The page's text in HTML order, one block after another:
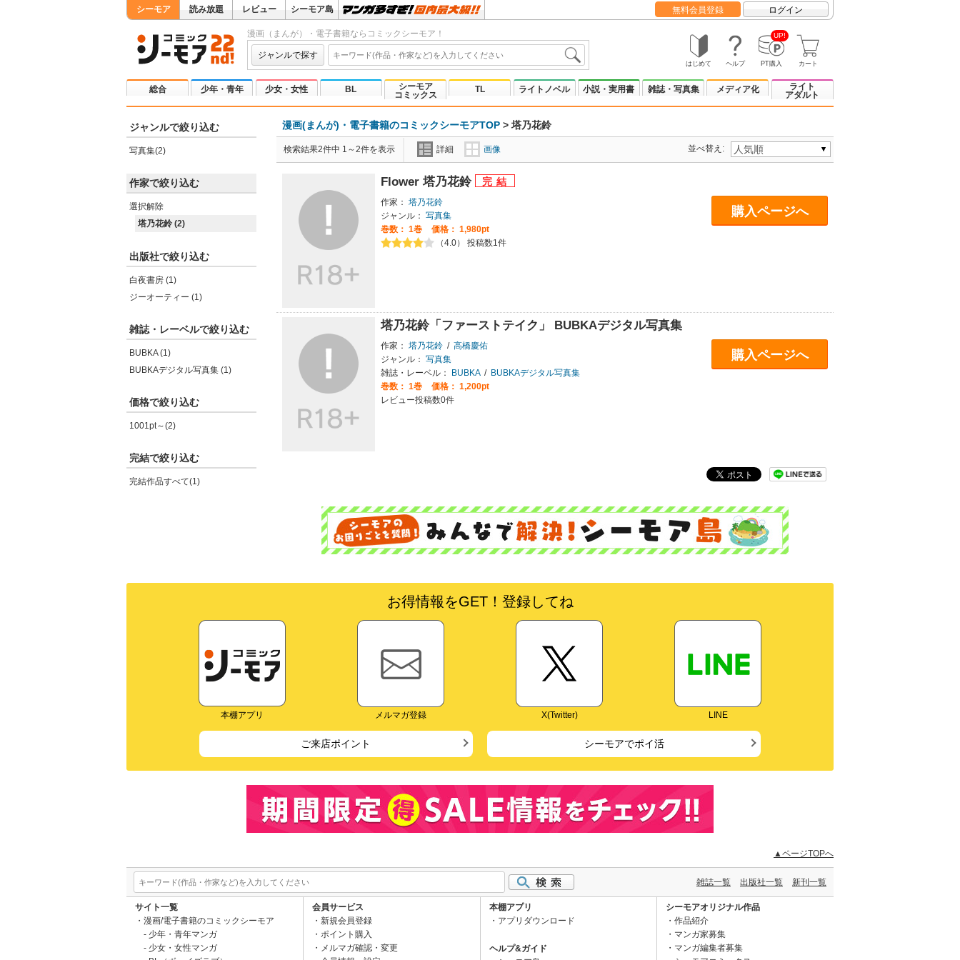
シーモア 読み放題 レビュー シーモア島 無料会員登録 ログイン
漫画（まんが）・電子書籍ならコミックシーモア！
ジャンルで探す
はじめて ヘルプ
UP!
PT購入 カート
総合 少年・青年 少女・女性 BL
シーモア
コミックス
TL ライトノベル 小説・実用書 雑誌・写真集 メディア化
ライト
アダルト
ジャンルで絞り込む
写真集(2)
作家で絞り込む
選択解除
塔乃花鈴 (2)
出版社で絞り込む
白夜書房 (1)
ジーオーティー (1)
雑誌・レーベルで絞り込む
BUBKA (1)
BUBKAデジタル写真集 (1)
価格で絞り込む
1001pt～(2)
完結で絞り込む
完結作品すべて(1)
漫画(まんが)・電子書籍のコミックシーモアTOP > 塔乃花鈴
検索結果2件中 1～2件を表示 詳細 画像 並べ替え:
Flower 塔乃花鈴
作家： 塔乃花鈴
ジャンル： 写真集
巻数： 1巻
価格： 1,980pt
（4.0） 投稿数1件
購入ページへ
塔乃花鈴「ファーストテイク」 BUBKAデジタル写真集
作家： 塔乃花鈴 / 高橋慶佑
ジャンル： 写真集
雑誌・レーベル：
BUBKA / BUBKAデジタル写真集
巻数： 1巻
価格： 1,200pt
レビュー投稿数0件
購入ページへ
お得情報をGET！登録してね
本棚アプリ メルマガ登録 X(Twitter) LINE
ご来店ポイント シーモアでポイ活
▲ページTOPへ
雑誌一覧 出版社一覧 新刊一覧
サイト一覧
漫画/電子書籍のコミックシーモア
少年・青年マンガ
少女・女性マンガ
会員サービス
新規会員登録
ポイント購入
メルマガ確認・変更
本棚アプリ
アプリダウンロード
ヘルプ&ガイド
シーモアオリジナル作品
作品紹介
マンガ家募集
マンガ編集者募集